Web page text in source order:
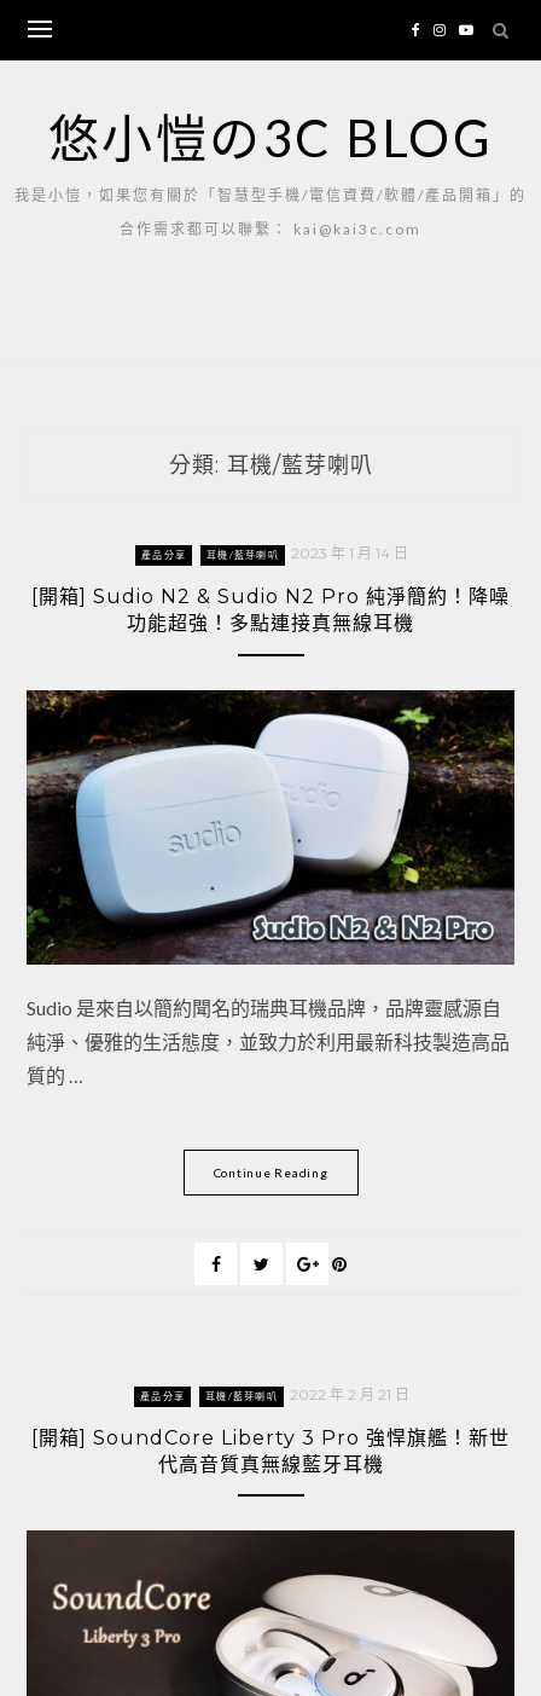
content
悠小愷の3C BLOG
我是小愷，如果您有關於「智慧型手機/電信資費/軟體/產品開箱」的
合作需求都可以聯繫： kai@kai3c.com
分類: 耳機/藍芽喇叭
產品分享 耳機/藍芽喇叭 2023 年 1 月 14 日
[開箱] Sudio N2 & Sudio N2 Pro 純淨簡約！降噪
功能超強！多點連接真無線耳機
Sudio 是來自以簡約聞名的瑞典耳機品牌，品牌靈感源自
純淨、優雅的生活態度，並致力於利用最新科技製造高品
質的 …
Continue Reading
產品分享 耳機/藍芽喇叭 2022 年 2 月 21 日
[開箱] SoundCore Liberty 3 Pro 強悍旗艦！新世
代高音質真無線藍牙耳機